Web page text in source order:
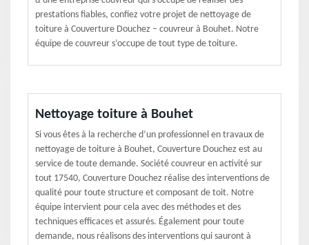
prestations fiables, confiez votre projet de nettoyage de
toiture à Couverture Douchez – couvreur à Bouhet. Notre
équipe de couvreur s’occupe de tout type de toiture.
Nettoyage toiture à Bouhet
Si vous êtes à la recherche d’un professionnel en travaux de
nettoyage de toiture à Bouhet, Couverture Douchez est au
service de toute demande. Société couvreur en activité sur
tout 17540, Couverture Douchez réalise des interventions de
qualité pour toute structure et composant de toit. Notre
équipe intervient pour cela avec des méthodes et des
techniques efficaces et assurés. Également pour toute
demande, nous réalisons des interventions qui sauront à